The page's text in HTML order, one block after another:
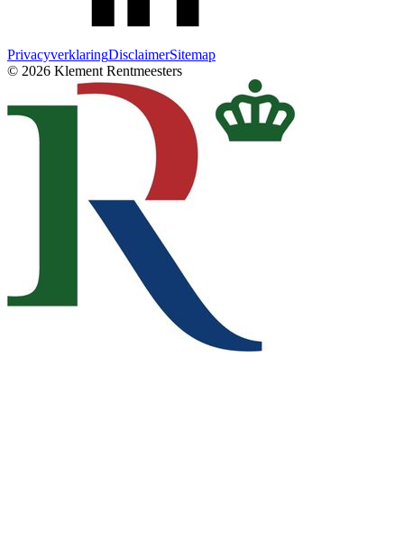
PrivacyverklaringDisclaimerSitemap
© 2026 Klement Rentmeesters